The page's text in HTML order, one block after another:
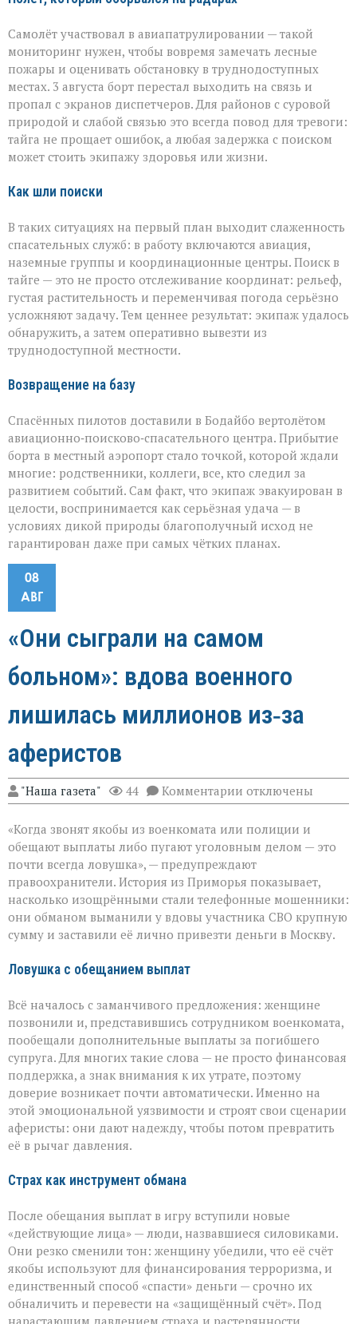
Самолёт участвовал в авиапатрулировании — такой
мониторинг нужен, чтобы вовремя замечать лесные
пожары и оценивать обстановку в труднодоступных
местах. 3 августа борт перестал выходить на связь и
пропал с экранов диспетчеров. Для районов с суровой
природой и слабой связью это всегда повод для тревоги:
тайга не прощает ошибок, а любая задержка с поиском
может стоить экипажу здоровья или жизни.
Как шли поиски
В таких ситуациях на первый план выходит слаженность
спасательных служб: в работу включаются авиация,
наземные группы и координационные центры. Поиск в
тайге — это не просто отслеживание координат: рельеф,
густая растительность и переменчивая погода серьёзно
усложняют задачу. Тем ценнее результат: экипаж удалось
обнаружить, а затем оперативно вывезти из
труднодоступной местности.
Возвращение на базу
Спасённых пилотов доставили в Бодайбо вертолётом
авиационно‑поисково‑спасательного центра. Прибытие
борта в местный аэропорт стало точкой, которой ждали
многие: родственники, коллеги, все, кто следил за
развитием событий. Сам факт, что экипаж эвакуирован в
целости, воспринимается как серьёзная удача — в
условиях дикой природы благополучный исход не
гарантирован даже при самых чётких планах.
08
АВГ
«Они сыграли на самом
больном»: вдова военного
лишилась миллионов из‑за
аферистов
"Наша газета" 44 Комментарии к
записи
сыграли
на
самом
больном»:
вдова
военного
лишилась
миллионов
из‑за
отключены
«Когда звонят якобы из военкомата или полиции и
обещают выплаты либо пугают уголовным делом — это
почти всегда ловушка», — предупреждают
правоохранители. История из Приморья показывает,
насколько изощрёнными стали телефонные мошенники:
они обманом выманили у вдовы участника СВО крупную
сумму и заставили её лично привезти деньги в Москву.
Ловушка с обещанием выплат
Всё началось с заманчивого предложения: женщине
позвонили и, представившись сотрудником военкомата,
пообещали дополнительные выплаты за погибшего
супруга. Для многих такие слова — не просто финансовая
поддержка, а знак внимания к их утрате, поэтому
доверие возникает почти автоматически. Именно на
этой эмоциональной уязвимости и строят свои сценарии
аферисты: они дают надежду, чтобы потом превратить
её в рычаг давления.
Страх как инструмент обмана
После обещания выплат в игру вступили новые
«действующие лица» — люди, назвавшиеся силовиками.
Они резко сменили тон: женщину убедили, что её счёт
якобы используют для финансирования терроризма, и
единственный способ «спасти» деньги — срочно их
обналичить и перевести на «защищённый счёт». Под